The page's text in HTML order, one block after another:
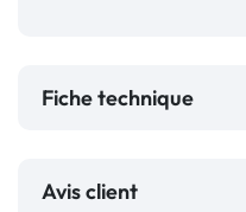
Fiche technique
Avis client